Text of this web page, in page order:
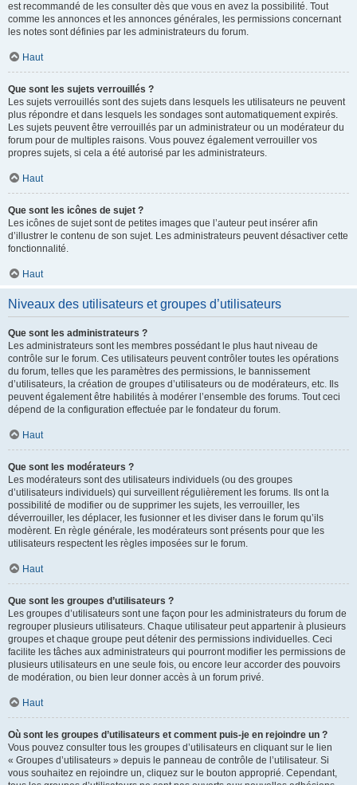
est recommandé de les consulter dès que vous en avez la possibilité. Tout
comme les annonces et les annonces générales, les permissions concernant
les notes sont définies par les administrateurs du forum.
Haut
Que sont les sujets verrouillés ?
Les sujets verrouillés sont des sujets dans lesquels les utilisateurs ne peuvent
plus répondre et dans lesquels les sondages sont automatiquement expirés.
Les sujets peuvent être verrouillés par un administrateur ou un modérateur du
forum pour de multiples raisons. Vous pouvez également verrouiller vos
propres sujets, si cela a été autorisé par les administrateurs.
Haut
Que sont les icônes de sujet ?
Les icônes de sujet sont de petites images que l’auteur peut insérer afin
d’illustrer le contenu de son sujet. Les administrateurs peuvent désactiver cette
fonctionnalité.
Haut
Niveaux des utilisateurs et groupes d’utilisateurs
Que sont les administrateurs ?
Les administrateurs sont les membres possédant le plus haut niveau de
contrôle sur le forum. Ces utilisateurs peuvent contrôler toutes les opérations
du forum, telles que les paramètres des permissions, le bannissement
d’utilisateurs, la création de groupes d’utilisateurs ou de modérateurs, etc. Ils
peuvent également être habilités à modérer l’ensemble des forums. Tout ceci
dépend de la configuration effectuée par le fondateur du forum.
Haut
Que sont les modérateurs ?
Les modérateurs sont des utilisateurs individuels (ou des groupes
d’utilisateurs individuels) qui surveillent régulièrement les forums. Ils ont la
possibilité de modifier ou de supprimer les sujets, les verrouiller, les
déverrouiller, les déplacer, les fusionner et les diviser dans le forum qu’ils
modèrent. En règle générale, les modérateurs sont présents pour que les
utilisateurs respectent les règles imposées sur le forum.
Haut
Que sont les groupes d’utilisateurs ?
Les groupes d’utilisateurs sont une façon pour les administrateurs du forum de
regrouper plusieurs utilisateurs. Chaque utilisateur peut appartenir à plusieurs
groupes et chaque groupe peut détenir des permissions individuelles. Ceci
facilite les tâches aux administrateurs qui pourront modifier les permissions de
plusieurs utilisateurs en une seule fois, ou encore leur accorder des pouvoirs
de modération, ou bien leur donner accès à un forum privé.
Haut
Où sont les groupes d’utilisateurs et comment puis-je en rejoindre un ?
Vous pouvez consulter tous les groupes d’utilisateurs en cliquant sur le lien
« Groupes d’utilisateurs » depuis le panneau de contrôle de l’utilisateur. Si
vous souhaitez en rejoindre un, cliquez sur le bouton approprié. Cependant,